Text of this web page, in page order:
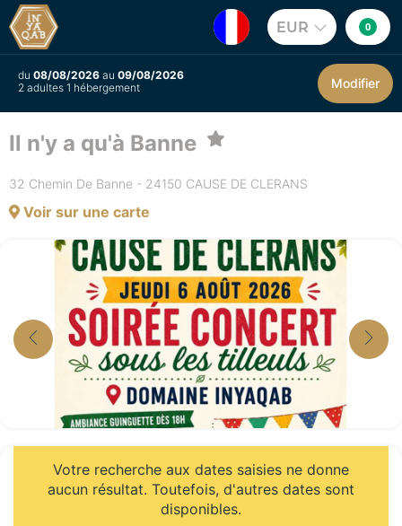
EUR 0
du 08/08/2026 au 09/08/2026
2 adultes 1 hébergement
Modifier
Il n'y a qu'à Banne
32 Chemin De Banne - 24150 CAUSE DE CLERANS
Voir sur une carte
Votre recherche aux dates saisies ne donne
aucun résultat. Toutefois, d'autres dates sont
disponibles.